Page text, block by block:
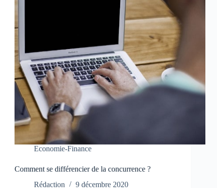
Economie-Finance
Comment se différencier de la concurrence ?
Rédaction
9 décembre 2020